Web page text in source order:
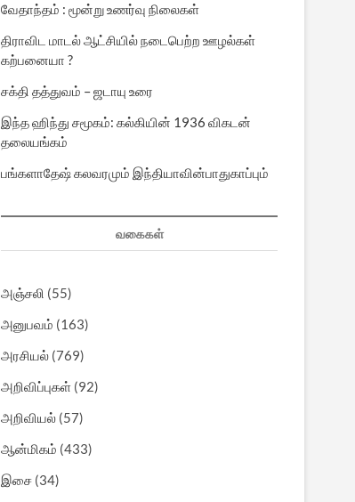
வேதாந்தம் : மூன்று உணர்வு நிலைகள்
திராவிட மாடல் ஆட்சியில் நடைபெற்ற ஊழல்கள்
கற்பனையா ?
சக்தி தத்துவம் – ஜடாயு உரை
இந்த ஹிந்து சமூகம்: கல்கியின் 1936 விகடன்
தலையங்கம்
பங்களாதேஷ் கலவரமும் இந்தியாவின்பாதுகாப்பும்
வகைகள்
அஞ்சலி (55)
அனுபவம் (163)
அரசியல் (769)
அறிவிப்புகள் (92)
அறிவியல் (57)
ஆன்மிகம் (433)
இசை (34)